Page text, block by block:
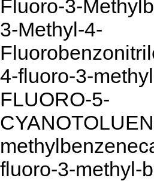
Fluoro-3-
3-Methyl-4-
4-fluoro-3-
FLUORO-5-
fluoro-3-methyl-